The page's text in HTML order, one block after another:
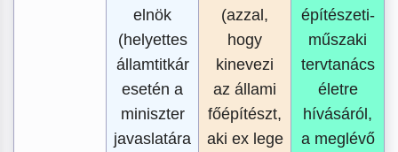
elnök
(helyettes
államtitkár
esetén a
miniszter
javaslatára
(azzal,
hogy
kinevezi
az állami
főépítészt,
aki ex lege
építészeti-
műszaki
tervtanács
életre
hívásáról,
a meglévő